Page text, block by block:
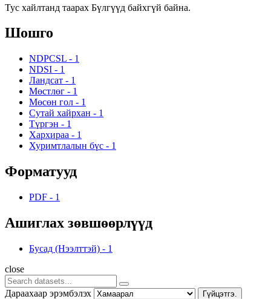
Тус хайлтанд таарах Бүлгүүд байхгүй байна.
Шошго
NDPCSL - 1
NDSI - 1
Ландсат - 1
Мөстлөг - 1
Мөсөн гол - 1
Сутай хайрхан - 1
Түргэн - 1
Хархираа - 1
Хуримтлалын бүс - 1
Форматууд
PDF - 1
Ашиглах зөвшөөрлүүд
Бусад (Нээлттэй) - 1
close
Дараахаар эрэмбэлэх Гүйцэтгэ.